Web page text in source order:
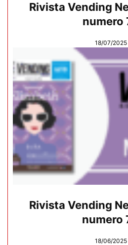
Rivista Vending
numero
18/07/2025
Rivista Vending
numero
18/06/2025